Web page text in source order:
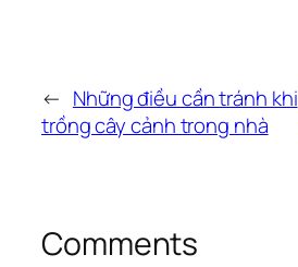
← Những điều cần tránh khi
trồng cây cảnh trong nhà
Comments